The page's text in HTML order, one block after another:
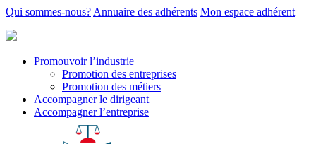
Qui sommes-nous? Annuaire des adhérents Mon espace adhérent
Promouvoir l’industrie
Promotion des entreprises
Promotion des métiers
Accompagner le dirigeant
Accompagner l’entreprise